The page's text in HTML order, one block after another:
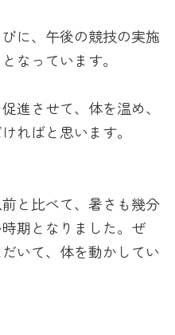
に、午後の競技の実施
なっています。
進させて、体を温め、
ればと思います。
と比べて、暑さも幾分
期となりました。ぜ
いて、体を動かしてい